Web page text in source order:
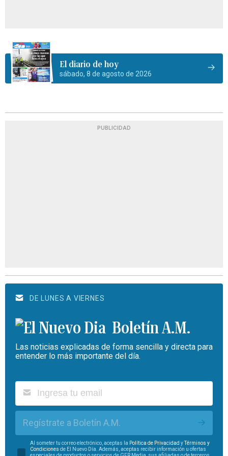
El diario de hoy
sábado, 8 de agosto de 2026
PUBLICIDAD
DE LUNES A VIERNES
Boletín A.M.
Las noticias explicadas de forma sencilla y directa para
entender lo más importante del día.
Regístrate a Boletín A.M.
Al someter tu correo electrónico, aceptas la Política de Privacidad yTérminos y
Condiciones de El Nuevo Día. Además, aceptas recibir información u ofertas